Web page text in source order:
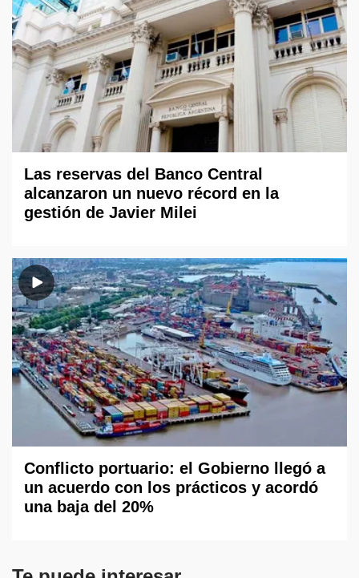
Las reservas del Banco Central
alcanzaron un nuevo récord en la
gestión de Javier Milei
Conflicto portuario: el Gobierno llegó a
un acuerdo con los prácticos y acordó
una baja del 20%